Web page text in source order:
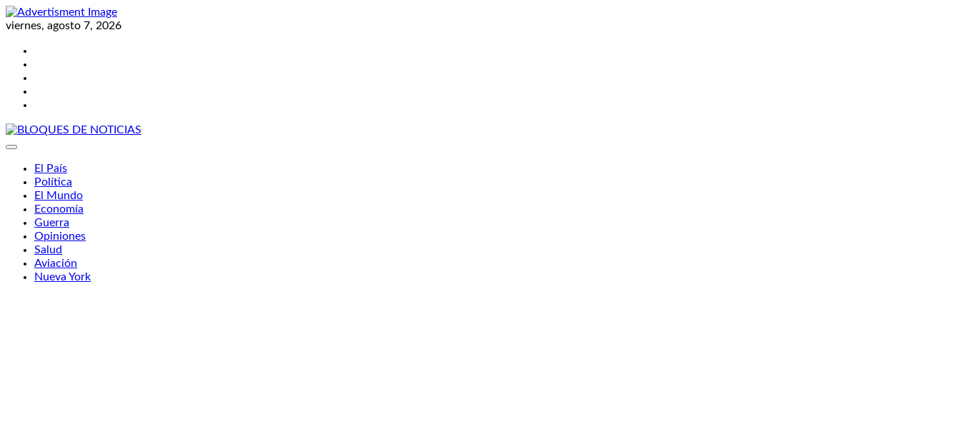
Skip
to
viernes, agosto 7, 2026
El País
Política
El Mundo
Economía
Guerra
Opiniones
Salud
Aviación
Nueva York